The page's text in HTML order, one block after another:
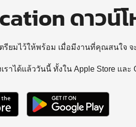
ดาวน์
รียมไว้ให้พร้อม เมื่อมีงานที่คุณสนใจ
ราได้แล้ววันนี้ ทั้งใน Apple Store และ